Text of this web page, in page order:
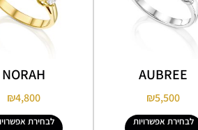
AUBREE
₪5,500
לבחירת אפשרויות
NORAH
₪4,800
לבחירת